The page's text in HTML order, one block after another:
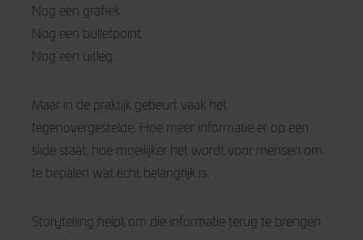
Nog een grafiek.
Nog een bulletpoint.
Nog een uitleg.
Maar in de praktijk gebeurt vaak het
tegenovergestelde. Hoe meer informatie er op een
slide staat, hoe moeilijker het wordt voor mensen om
te bepalen wat echt belangrijk is.
Storytelling helpt om die informatie terug te brengen